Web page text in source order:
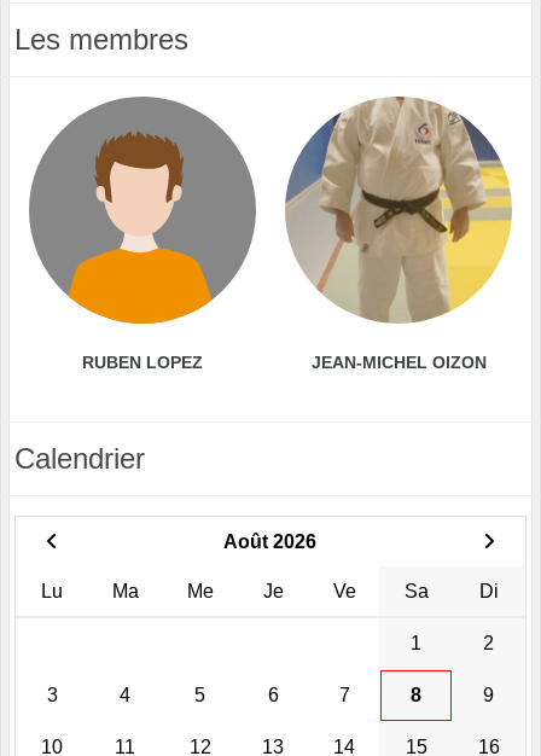
Les membres
RUBEN LOPEZ JEAN-MICHEL OIZON
Calendrier
Août 2026
Lu Ma Me Je Ve Sa Di
1 2
3 4 5 6 7 8 9
10 11 12 13 14 15 16